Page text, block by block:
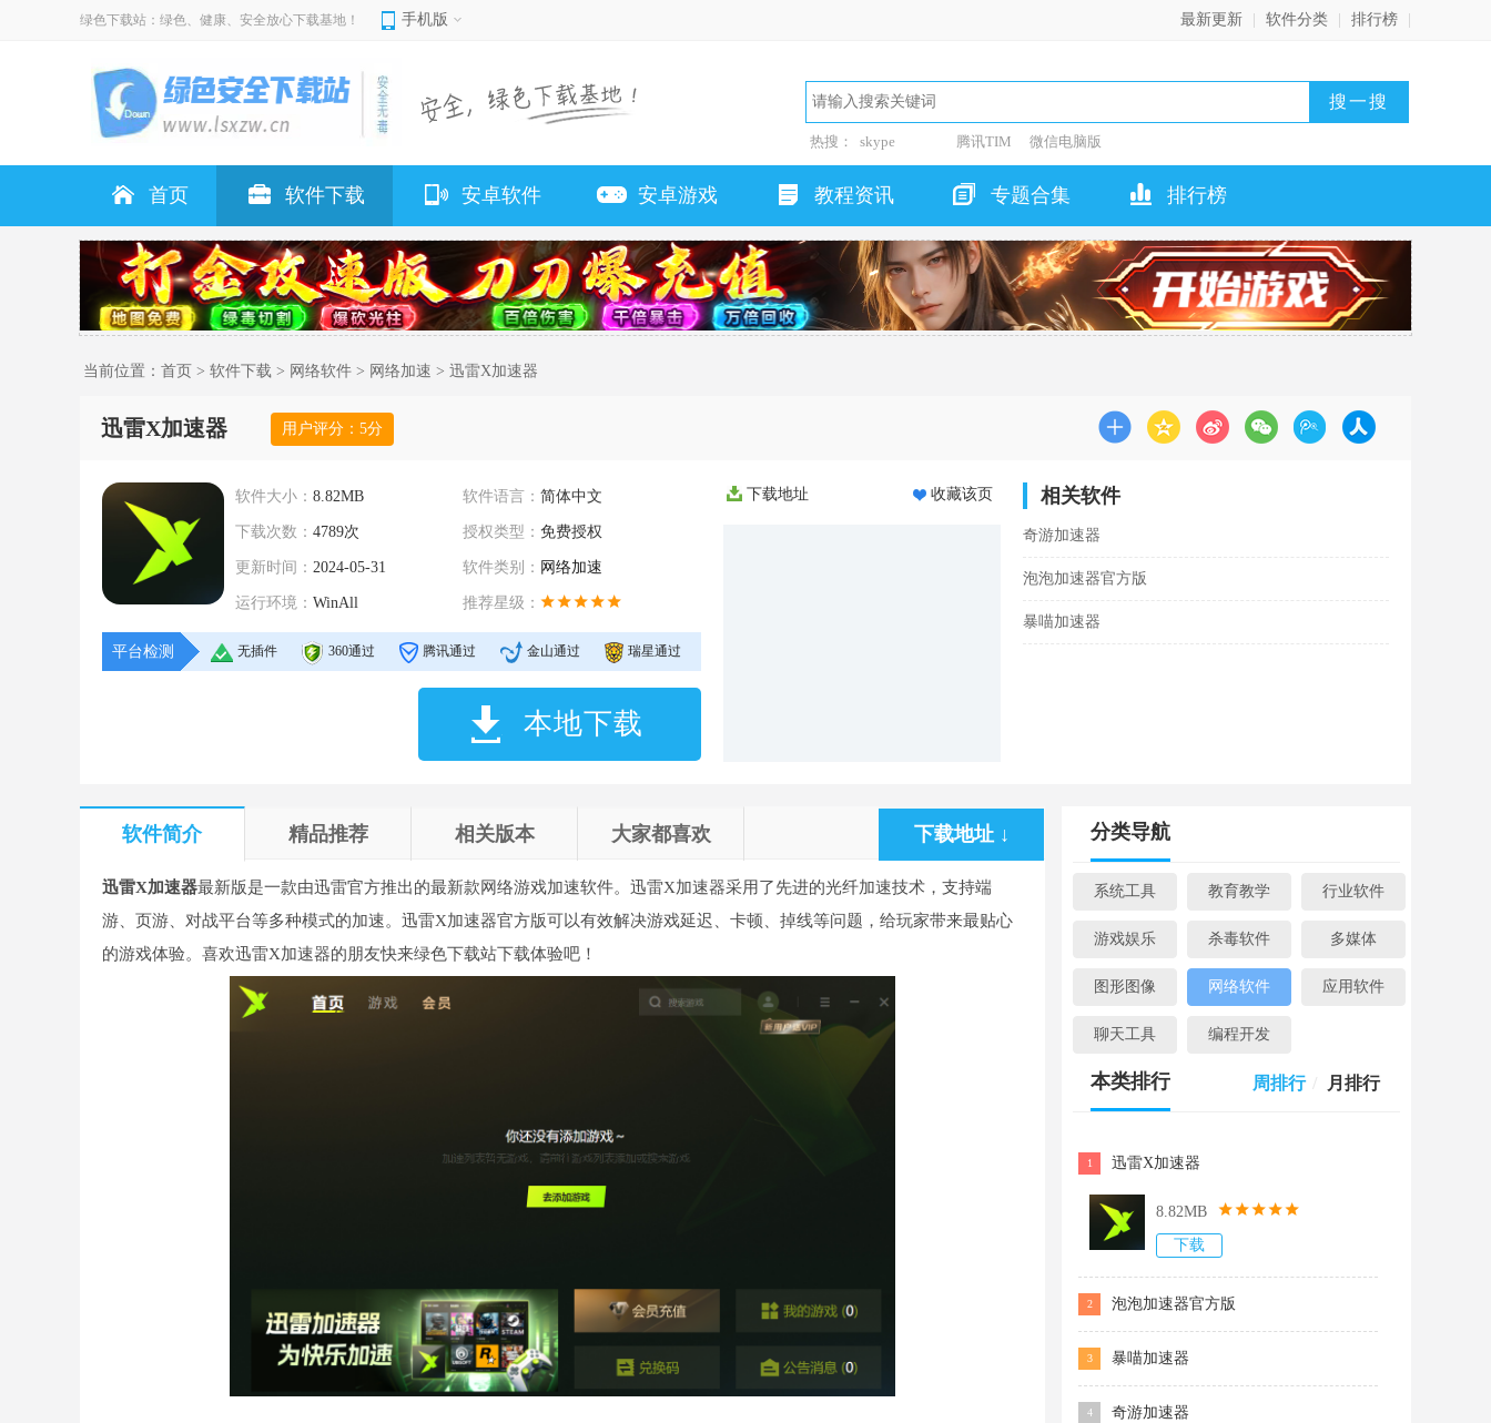
绿色下载站：绿色、健康、安全放心下载基地！ 手机版 最新更新 软件分类 排行榜
热搜： skype 腾讯TIM 微信电脑版
首页 软件下载 安卓软件 安卓游戏 教程资讯 专题合集 排行榜
当前位置： 首页 > 软件下载 > 网络软件 > 网络加速 > 迅雷X加速器
迅雷X加速器 用户评分： 5分
软件大小： 8.82MB 软件语言： 简体中文
下载次数： 4789次 授权类型： 免费授权
更新时间： 2024-05-31 软件类别： 网络加速
运行环境： WinAll 推荐星级：
平台检测 无插件 360通过 腾讯通过 金山通过 瑞星通过
本地下载
下载地址 收藏该页 相关软件
奇游加速器
泡泡加速器官方版
暴喵加速器
软件简介 精品推荐 相关版本 大家都喜欢 下载地址 ↓
迅雷X加速器最新版是一款由迅雷官方推出的最新款网络游戏加速软件。迅雷X加速器采用了先进的光纤加速技术，支持端
游、页游、对战平台等多种模式的加速。迅雷X加速器官方版可以有效解决游戏延迟、卡顿、掉线等问题，给玩家带来最贴心
的游戏体验。喜欢迅雷X加速器的朋友快来绿色下载站下载体验吧！
分类导航
系统工具 教育教学 行业软件
游戏娱乐 杀毒软件 多媒体
图形图像 网络软件 应用软件
聊天工具 编程开发
本类排行 周排行 月排行
1 迅雷X加速器
8.82MB
下载
2 泡泡加速器官方版
3 暴喵加速器
4 奇游加速器